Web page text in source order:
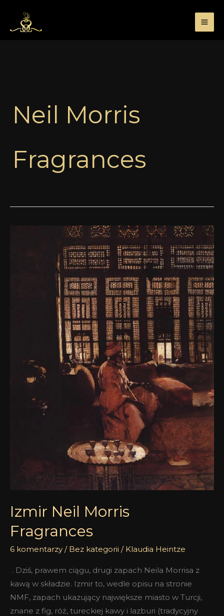
treści
Neil Morris
Fragrances
Izmir Neil Morris
Fragrances
6 komentarzy / Bez kategorii / Klaudia Heintze
. Dziś, prawem ciągu, drugi zapach Neila Morrisa z
kawą w składzie. Izmir to, wedle opisu na stronie
NMF, zapach ukazujący największe miasto w Turcji,
znane z fig, róż, tureckiej kawy i lazburi (tradycyjny